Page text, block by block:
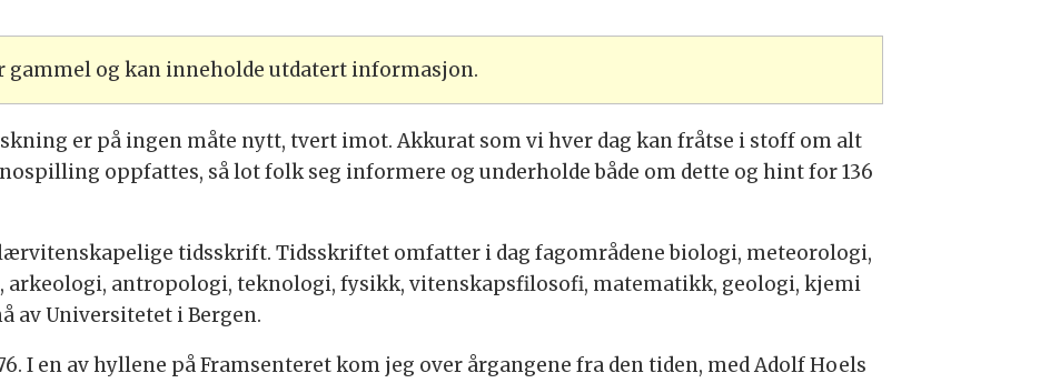
gammel og kan inneholde utdatert informasjon.
er på ingen måte nytt, tvert imot. Akkurat som vi hver dag kan fråtse i stoff om alt
oppfattes, så lot folk seg informere og underholde både om dette og hint for 136
tidsskrift. Tidsskriftet omfatter i dag fagområdene biologi, meteorologi,
antropologi, teknologi, fysikk, vitenskapsfilosofi, matematikk, geologi, kjemi
av Universitetet i Bergen.
I en av hyllene på Framsenteret kom jeg over årgangene fra den tiden, med Adolf Hoels